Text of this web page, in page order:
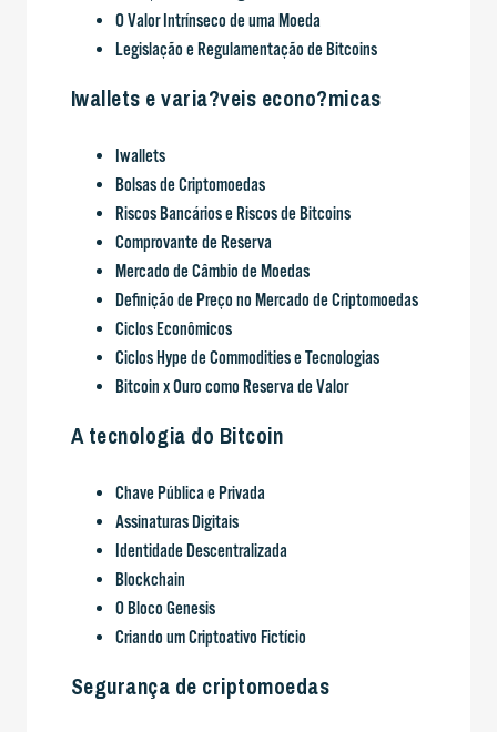
O Valor Intrínseco de uma Moeda
Legislação e Regulamentação de Bitcoins
Iwallets e varia?veis econo?micas
Iwallets
Bolsas de Criptomoedas
Riscos Bancários e Riscos de Bitcoins
Comprovante de Reserva
Mercado de Câmbio de Moedas
Definição de Preço no Mercado de Criptomoedas
Ciclos Econômicos
Ciclos Hype de Commodities e Tecnologias
Bitcoin x Ouro como Reserva de Valor
A tecnologia do Bitcoin
Chave Pública e Privada
Assinaturas Digitais
Identidade Descentralizada
Blockchain
O Bloco Genesis
Criando um Criptoativo Fictício
Segurança de criptomoedas